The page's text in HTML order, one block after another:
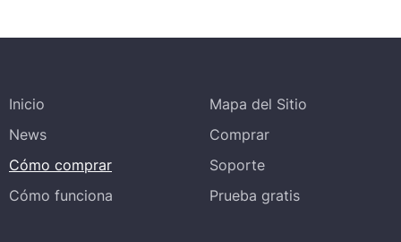
Inicio
News
Cómo comprar
Cómo funciona
Mapa del Sitio
Comprar
Soporte
Prueba gratis